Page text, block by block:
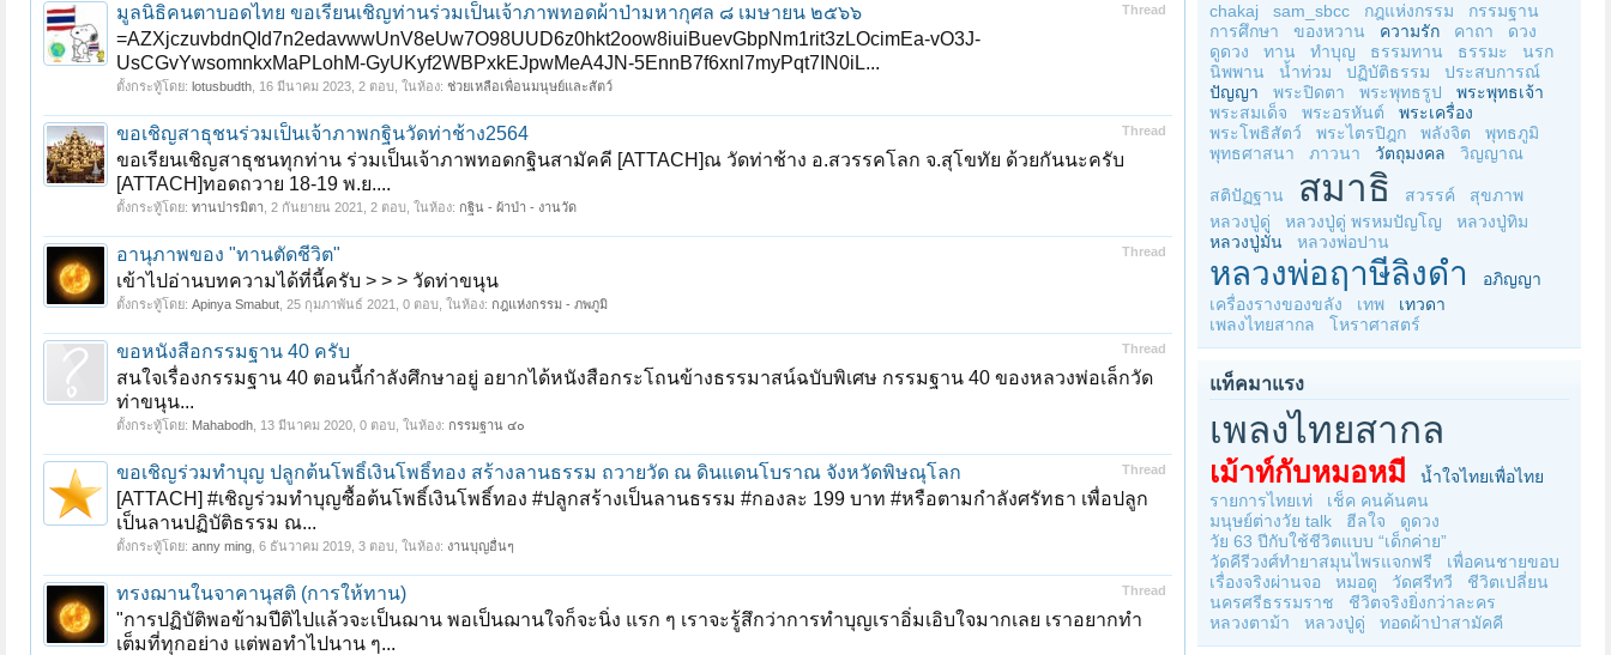
Thread
มูลนิธิคนตาบอดไทย ขอเรียนเชิญท่านร่วมเป็นเจ้าภาพทอดผ้าป่ามหากุศล ๘ เมษายน ๒๕๖๖
=AZXjczuvbdnQId7n2edavwwUnV8eUw7O98UUD6z0hkt2oow8iuiBuevGbpNm1rit3zLOcimEa-vO3J-
UsCGvYwsomnkxMaPLohM-GyUKyf2WBPxkEJpwMeA4JN-5EnnB7f6xnl7myPqt7IN0iL...
ตั้งกระทู้โดย: lotusbudth 16 มีนาคม 2023 , 2 ตอบ, ในห้อง: ช่วยเหลือเพื่อนมนุษย์และสัตว์
Thread
ขอเชิญสาธุชนร่วมเป็นเจ้าภาพกฐินวัดท่าช้าง2564
ขอเรียนเชิญสาธุชนทุกท่าน ร่วมเป็นเจ้าภาพทอดกฐินสามัคคี [ATTACH]ณ วัดท่าช้าง อ.สวรรคโลก จ.สุโขทัย ด้วยกันนะครับ
[ATTACH]ทอดถวาย 18-19 พ.ย....
ตั้งกระทู้โดย: ทานปารมิตา 2 กันยายน 2021 , 2 ตอบ, ในห้อง: กฐิน - ผ้าป่า - งานวัด
Thread
อานุภาพของ "ทานตัดชีวิต"
เข้าไปอ่านบทความได้ที่นี้ครับ > > > วัดท่าขนุน
ตั้งกระทู้โดย: Apinya Smabut 25 กุมภาพันธ์ 2021 , 0 ตอบ, ในห้อง: กฎแห่งกรรม - ภพภูมิ
Thread
ขอหนังสือกรรมฐาน 40 ครับ
สนใจเรื่องกรรมฐาน 40 ตอนนี้กำลังศึกษาอยู่ อยากได้หนังสือกระโถนข้างธรรมาสน์ฉบับพิเศษ กรรมฐาน 40 ของหลวงพ่อเล็กวัด
ท่าขนุน...
ตั้งกระทู้โดย: Mahabodh 13 มีนาคม 2020 , 0 ตอบ, ในห้อง: กรรมฐาน ๔๐
Thread
ขอเชิญร่วมทำบุญ ปลูกต้นโพธิ์เงินโพธิ์ทอง สร้างลานธรรม ถวายวัด ณ ดินแดนโบราณ จังหวัดพิษณุโลก
[ATTACH] #เชิญร่วมทำบุญซื้อต้นโพธิ์เงินโพธิ์ทอง #ปลูกสร้างเป็นลานธรรม #กองละ 199 บาท #หรือตามกำลังศรัทธา เพื่อปลูก
เป็นลานปฏิบัติธรรม ณ...
ตั้งกระทู้โดย: anny ming 6 ธันวาคม 2019 , 3 ตอบ, ในห้อง: งานบุญอื่นๆ
Thread
ทรงฌานในจาคานุสติ (การให้ทาน)
"การปฏิบัติพอข้ามปีติไปแล้วจะเป็นฌาน พอเป็นฌานใจก็จะนิ่ง แรก ๆ เราจะรู้สึกว่าการทำบุญเราอิ่มเอิบใจมากเลย เราอยากทำ
เต็มที่ทุกอย่าง แต่พอทำไปนาน ๆ...
chakaj sam_sbcc กฎแห่งกรรม
กรรมฐาน
การศึกษา
ของหวาน ความรัก คาถา
ดวง
ดูดวง
ทาน ทำบุญ ธรรมทาน ธรรมะ
นรก
นิพพาน
น้ำท่วม ปฏิบัติธรรม
ประสบการณ์
ปัญญา
พระปิดตา พระพุทธรูป
พระพุทธเจ้า
พระสมเด็จ
พระอรหันต์
พระเครื่อง
พระโพธิสัตว์
พระไตรปิฎก พลังจิต
พุทธภูมิ
พุทธศาสนา
ภาวนา วัตถุมงคล วิญญาณ
สติปัฏฐาน สมาธิ สวรรค์
สุขภาพ
หลวงปู่ดู่
หลวงปู่ดู่ พรหมปัญโญ
หลวงปู่ทิม
หลวงปู่มั่น
หลวงพ่อปาน
หลวงพ่อฤาษีลิงดำ
อภิญญา
เครื่องรางของขลัง
เทพ
เทวดา
เพลงไทยสากล
โหราศาสตร์
แท็คมาแรง
เพลงไทยสากล
เม้าท์กับหมอหมี
น้ำใจไทยเพื่อไทย
รายการไทยเท่
เช็ค คนค้นฅน
มนุษย์ต่างวัย talk
ฮีลใจ
ดูดวง
วัย 63 ปีกับใช้ชีวิตแบบ “เด็กค่าย”
วัดคีรีวงศ์ทำยาสมุนไพรแจกฟรี
เพื่อคนชายขอบ
เรื่องจริงผ่านจอ
หมอดู วัดศรีทวี
ชีวิตเปลี่ยน
นครศรีธรรมราช
ชีวิตจริงยิ่งกว่าละคร
หลวงตาม้า
หลวงปู่ดู่ ทอดผ้าป่าสามัคคี